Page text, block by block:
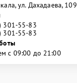
ул. Дахадаева, 109
301-55-83
301-55-83
с 09:00 до 21:00